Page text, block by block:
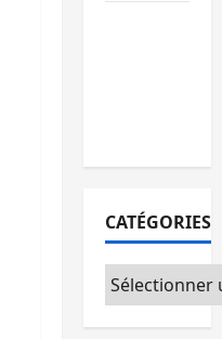
CATÉGORIES
Catégories